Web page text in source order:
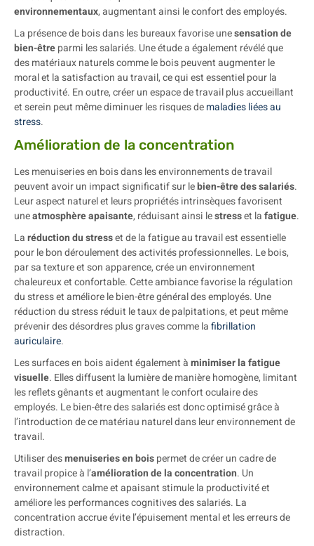
environnementaux, augmentant ainsi le confort des employés.
La présence de bois dans les bureaux favorise unesensation de
bien-êtreparmi les salariés. Une étude a également révélé que
des matériaux naturels comme le bois peuvent augmenter le
moral et la satisfaction au travail, ce qui est essentiel pour la
productivité. En outre, créer un espace de travail plus accueillant
et serein peut même diminuer les risques demaladies liées au
stress.
Amélioration de la concentration
Les menuiseries en bois dans les environnements de travail
peuvent avoir un impact significatif sur lebien-être des salariés.
Leur aspect naturel et leurs propriétés intrinsèques favorisent
uneatmosphère apaisante, réduisant ainsi lestresset lafatigue.
Laréduction du stresset de la fatigue au travail est essentielle
pour le bon déroulement des activités professionnelles. Le bois,
par sa texture et son apparence, crée un environnement
chaleureux et confortable. Cette ambiance favorise la régulation
du stress et améliore le bien-être général des employés. Une
réduction du stress réduit le taux de palpitations, et peut même
prévenir des désordres plus graves comme lafibrillation
auriculaire.
Les surfaces en bois aident également àminimiser la fatigue
visuelle. Elles diffusent la lumière de manière homogène, limitant
les reflets gênants et augmentant le confort oculaire des
employés. Le bien-être des salariés est donc optimisé grâce à
l’introduction de ce matériau naturel dans leur environnement de
travail.
Utiliser desmenuiseries en boispermet de créer un cadre de
travail propice à l’amélioration de la concentration. Un
environnement calme et apaisant stimule la productivité et
améliore les performances cognitives des salariés. La
concentration accrue évite l’épuisement mental et les erreurs de
distraction.